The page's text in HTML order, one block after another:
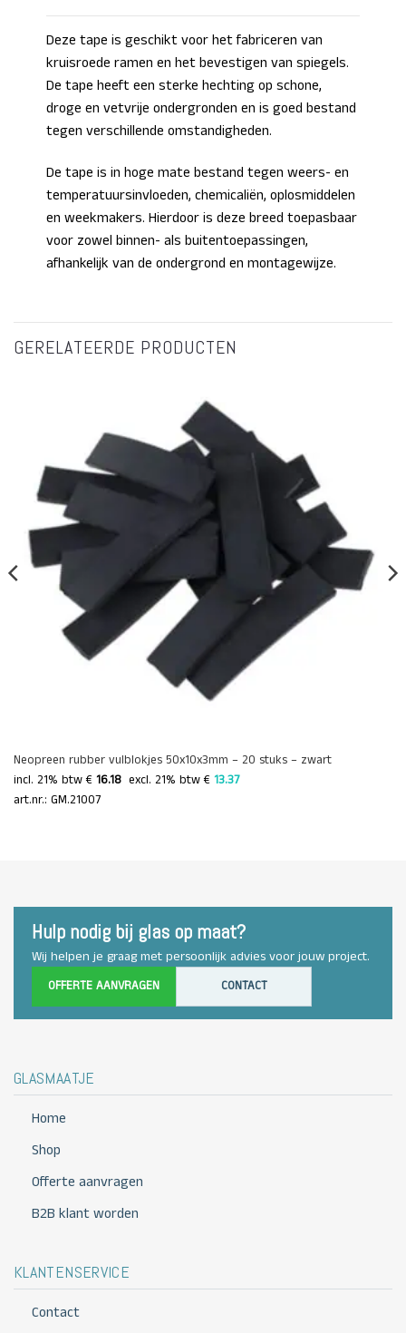
Deze tape is geschikt voor het fabriceren van
kruisroede ramen en het bevestigen van spiegels.
De tape heeft een sterke hechting op schone,
droge en vetvrije ondergronden en is goed bestand
tegen verschillende omstandigheden.
De tape is in hoge mate bestand tegen weers- en
temperatuursinvloeden, chemicaliën, oplosmiddelen
en weekmakers. Hierdoor is deze breed toepasbaar
voor zowel binnen- als buitentoepassingen,
afhankelijk van de ondergrond en montagewijze.
GERELATEERDE PRODUCTEN
Neopreen rubber vulblokjes 50x10x3mm – 20 stuks – zwart
incl. 21% btw € 16.18 excl. 21% btw € 13.37
art.nr.: GM.21007
Hulp nodig bij glas op maat?
Wij helpen je graag met persoonlijk advies voor jouw project.
OFFERTE AANVRAGEN CONTACT
GLASMAATJE
Home
Shop
Offerte aanvragen
B2B klant worden
KLANTENSERVICE
Contact